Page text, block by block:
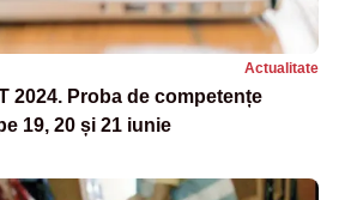
Actualitate
2024. Proba de competențe
19, 20 și 21 iunie